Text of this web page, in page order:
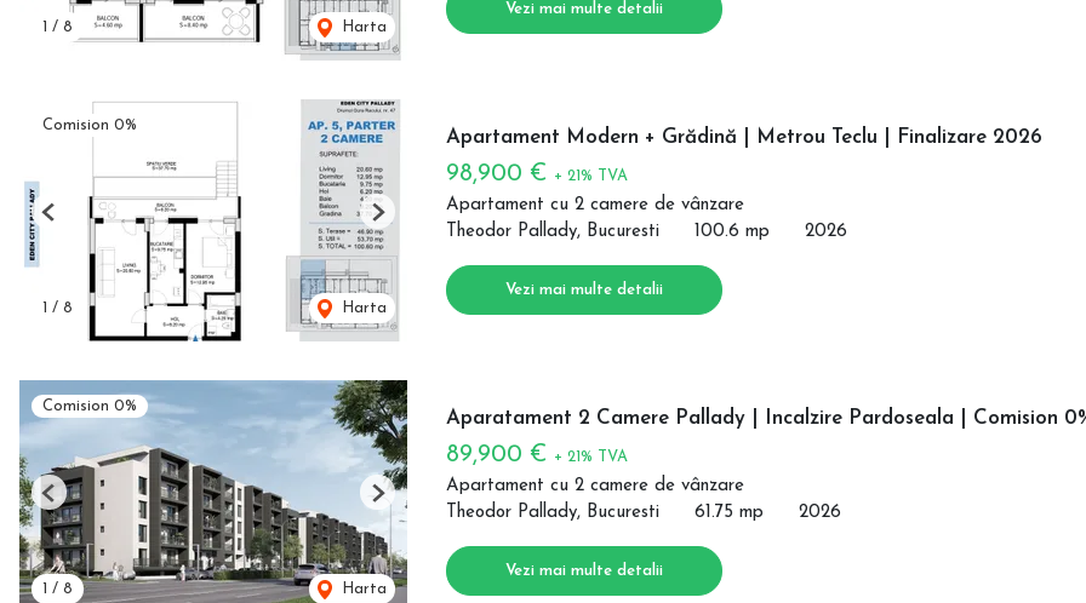
1 / 8 Harta
Vezi mai multe detalii
Comision 0%
1 / 8 Harta
Previous Next
Apartament Modern + Grădină | Metrou Teclu | Finalizare 2026
98,900 € + 21% TVA
Apartament cu 2 camere de vânzare
Theodor Pallady, Bucuresti
100.6 mp 2026
Vezi mai multe detalii
Comision 0%
1 / 8 Harta
Previous Next
Aparatament 2 Camere Pallady | Incalzire Pardoseala | Comision
89,900 € + 21% TVA
Apartament cu 2 camere de vânzare
Theodor Pallady, Bucuresti
61.75 mp 2026
Vezi mai multe detalii